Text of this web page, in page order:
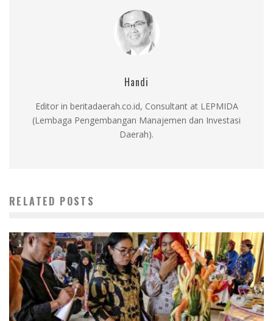
Handi
Editor in beritadaerah.co.id, Consultant at LEPMIDA
(Lembaga Pengembangan Manajemen dan Investasi
Daerah).
RELATED POSTS